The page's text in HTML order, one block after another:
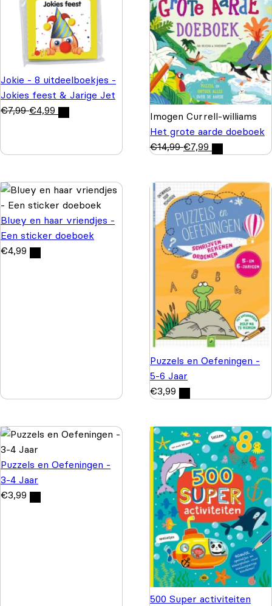
Jokie - 8 uitdeelboekjes -
Jokies feest & Jarige Jet
€7,99 €4,99
Imogen Currell-williams
Het grote aarde doeboek
€14,99 €7,99
Bluey en haar vriendjes -
Een sticker doeboek
€4,99
Puzzels en Oefeningen -
5-6 Jaar
€3,99
Puzzels en Oefeningen -
3-4 Jaar
€3,99
500 Super activiteiten